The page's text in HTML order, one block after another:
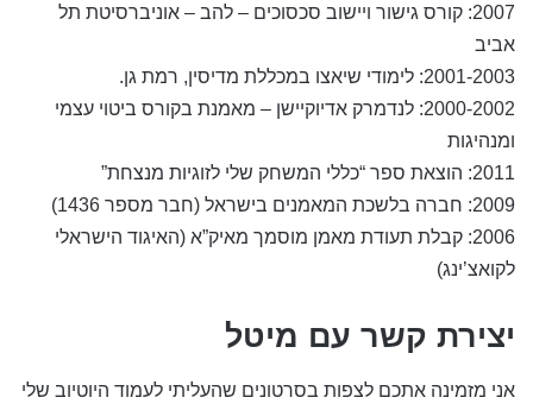
2007: קורס גישור ויישוב סכסוכים – להב – אוניברסיטת תל
אביב
2001-2003: לימודי שיאצו במכללת מדיסין, רמת גן.
2000-2002: לנדמרק אדיוקיישן – מאמנת בקורס ביטוי עצמי
ומנהיגות
2011: הוצאת ספר “כללי המשחק שלי לזוגיות מנצחת”
2009: חברה בלשכת המאמנים בישראל (חבר מספר 1436)
2006: קבלת תעודת מאמן מוסמך מאיק”א (האיגוד הישראלי
לקואצ’ינג)
יצירת קשר עם מיטל
אני מזמינה אתכם לצפות בסרטונים שהעליתי לעמוד היוטיוב שלי